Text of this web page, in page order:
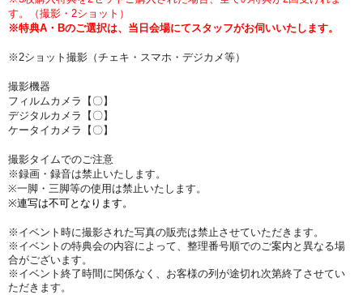
す。（撮影・2ショット）
※特典A・Bのご選択は、当日会場にてスタッフがお伺いいたします。
※2ショット撮影（チェキ・スマホ・デジカメ等）
撮影機器
フィルムカメラ【〇】
デジタルカメラ【〇】
ケータイカメラ【〇】
撮影タイムでのご注意
※録画・録音は禁止いたします。
※一脚・三脚等の使用は禁止いたします。
※連写は不可となります。
※イベント時に撮影された写真の販売は禁止させていただきます。
※イベントの特典会の内容によって、整理番号順でのご案内と異なる場
合がございます。
※イベント終了時間に関係なく、お客様の列が途切れ次第終了させてい
ただきます。